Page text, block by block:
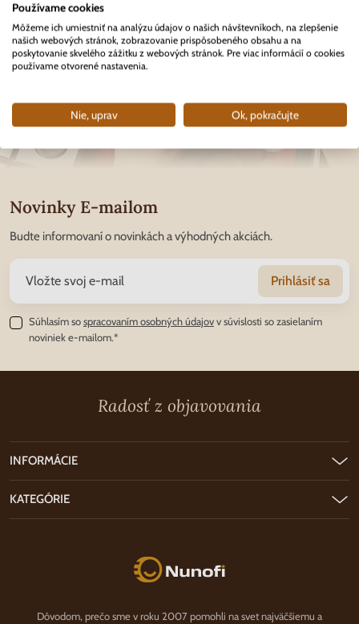
Novinky E-mailom
Budte informovaní o novinkách a výhodných akciách.
Prihlásiť sa
Súhlasím sospracovaním osobných údajovv súvislosti so zasielaním
noviniek e-mailom.*
Radosť z objavovania
Nunofi.sk
Dôvodom, prečo sme v roku 2007 pomohli na svet najväčšiemu a
INFORMÁCIE
KATEGÓRIE
Používame cookies
Môžeme ich umiestniť na analýzu údajov o našich návštevníkoch, na zlepšenie
našich webových stránok, zobrazovanie prispôsobeného obsahu a na
poskytovanie skvelého zážitku z webových stránok. Pre viac informácií o cookies
používame otvorené nastavenia.
Nie, uprav Ok, pokračujte